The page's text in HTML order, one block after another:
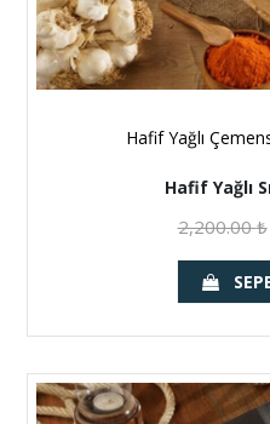
Hafif Yağlı
Hafif Yağlı
2,200.00₺